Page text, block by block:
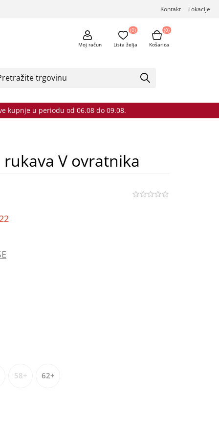
Kontakt Lokacije
Moj račun Lista želja
(0)
Košarica
(0)
kupnje u periodu od 06.08 do 09.08.
V ovratnika
58+ 62+